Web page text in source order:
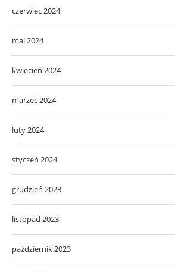
czerwiec 2024
maj 2024
kwiecień 2024
marzec 2024
luty 2024
styczeń 2024
grudzień 2023
listopad 2023
październik 2023